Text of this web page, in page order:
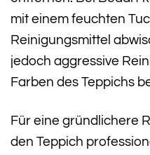
mit einem feuchten
Reinigungsmittel
jedoch aggressive
Farben des Teppichs
Für eine gründlichere
den Teppich